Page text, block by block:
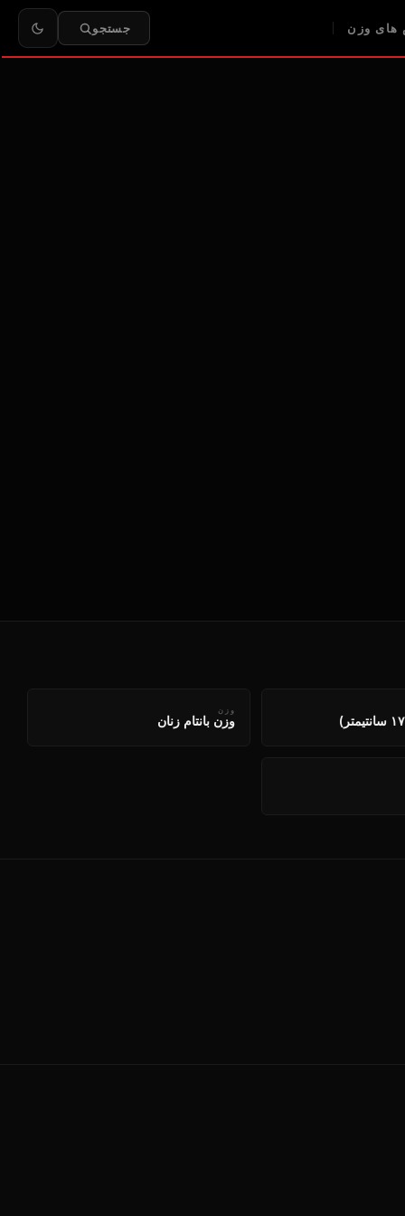
های وزن جستجو
وزن
وزن بانتام زنان